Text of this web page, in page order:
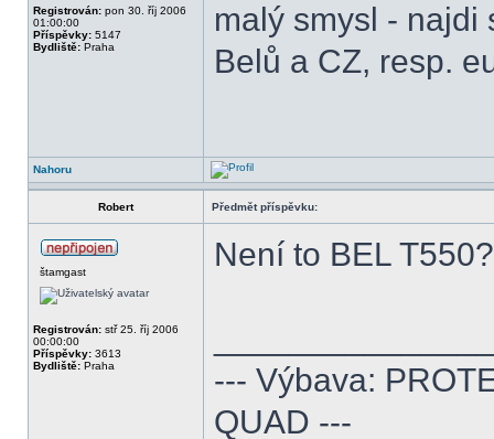
Registrován: pon 30. říj 2006
01:00:00
Příspěvky: 5147
Bydliště: Praha
malý smysl - najdi
Belů a CZ, resp.
Nahoru
Robert Předmět příspěvku:
štamgast
Registrován: stř 25. říj 2006
00:00:00
Příspěvky: 3613
Bydliště: Praha
Není to BEL T550?
--- Výbava:
QUAD ---